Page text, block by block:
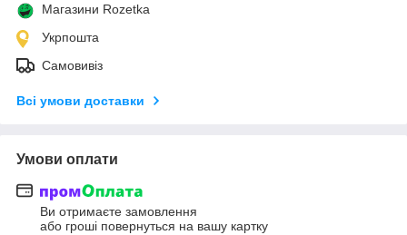
Магазини Rozetka
Укрпошта
Самовивіз
Всі умови доставки
Умови оплати
Ви отримаєте замовлення
або гроші повернуться на вашу картку